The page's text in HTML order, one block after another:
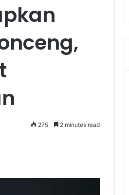
275 2 minutes read